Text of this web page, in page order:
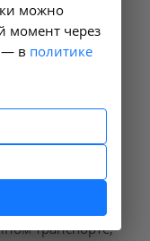
процедуры
A06.18.001.
точную
.
город
транспорте,
можно
момент через
— в политике